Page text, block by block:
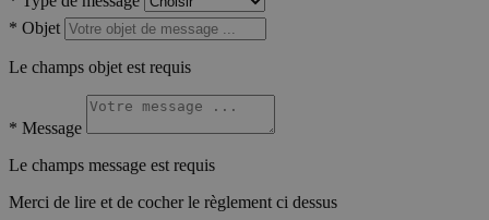
* Objet
Le champs objet est requis
* Message
Le champs message est requis
Merci de lire et de cocher le règlement ci dessus